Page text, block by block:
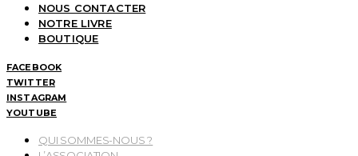
NOUS CONTACTER
NOTRE LIVRE
BOUTIQUE
FACEBOOK
TWITTER
INSTAGRAM
YOUTUBE
QUI SOMMES-NOUS ?